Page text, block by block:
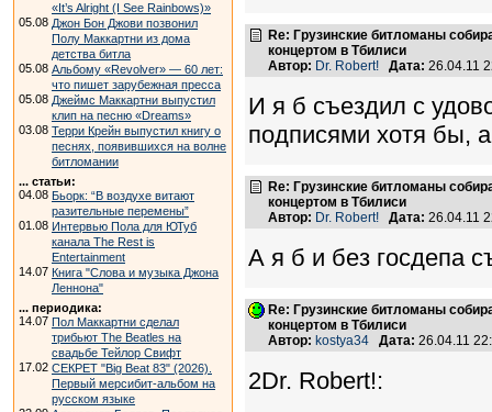
«It’s Alright (I See Rainbows)»
05.08 Джон Бон Джови позвонил
Полу Маккартни из дома
детства битла
05.08 Альбому «Revolver» — 60 лет:
что пишет зарубежная пресса
05.08 Джеймс Маккартни выпустил
клип на песню «Dreams»
03.08 Терри Крейн выпустил книгу о
песнях, появившихся на волне
битломании
... статьи:
04.08 Бьорк: “В воздухе витают
разительные перемены”
01.08 Интервью Пола для ЮТуб
канала The Rest is
Entertainment
14.07 Книга "Слова и музыка Джона
Леннона"
... периодика:
14.07 Пол Маккартни сделал
трибьют The Beatles на
свадьбе Тейлор Свифт
17.02 СЕКРЕТ "Big Beat 83" (2026).
Первый мерсибит-альбом на
русском языке
Re: Грузинские битломаны
концертом в Тбилиси
Автор: Dr. Robert! Дата: 26.04.11
И я б съездил с
подписями хотя бы,
Re: Грузинские битломаны
концертом в Тбилиси
Автор: Dr. Robert! Дата: 26.04.11
А я б и без госдепа
Re: Грузинские битломаны
концертом в Тбилиси
Автор: kostya34 Дата: 26.04.11
2Dr. Robert!: